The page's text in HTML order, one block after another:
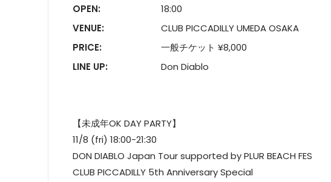
OPEN:
18:00
VENUE:
CLUB PICCADILLY UMEDA OSAKA
PRICE:
一般チケット ¥8,000
LINE UP:
Don Diablo
【未成年OK DAY PARTY】
11/8 (fri) 18:00-21:30
DON DIABLO Japan Tour supported by PLUR BEACH FES
CLUB PICCADILLY 5th Anniversary Special